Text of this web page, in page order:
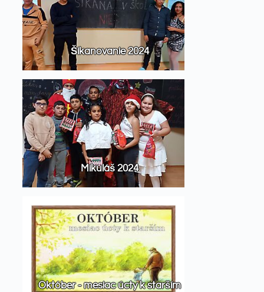
Šikanovanie 2024
Mikuláš 2024
Október - mesiac úcty k starším